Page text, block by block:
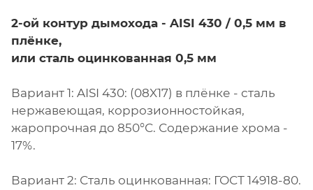
2-ой контур дымохода - AISI 430 / 0,5 мм в
плёнке,
или сталь оцинкованная 0,5 мм
Вариант 1: AISI 430: (08X17) в плёнке - сталь
нержавеющая, коррозионностойкая,
жаропрочная до 850°С. Содержание хрома -
17%.
Вариант 2: Сталь оцинкованная: ГОСТ 14918-80.